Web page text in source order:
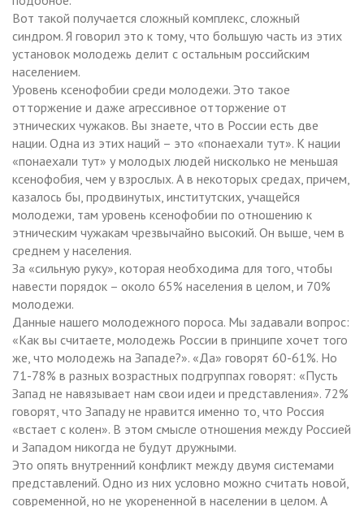
Вот такой получается сложный комплекс, сложный
синдром. Я говорил это к тому, что большую часть из этих
установок молодежь делит с остальным российским
населением.
Уровень ксенофобии среди молодежи. Это такое
отторжение и даже агрессивное отторжение от
этнических чужаков. Вы знаете, что в России есть две
нации. Одна из этих наций – это «понаехали тут». К нации
«понаехали тут» у молодых людей нисколько не меньшая
ксенофобия, чем у взрослых. А в некоторых средах, причем,
казалось бы, продвинутых, институтских, учащейся
молодежи, там уровень ксенофобии по отношению к
этническим чужакам чрезвычайно высокий. Он выше, чем в
среднем у населения.
За «сильную руку», которая необходима для того, чтобы
навести порядок – около 65% населения в целом, и 70%
молодежи.
Данные нашего молодежного пороса. Мы задавали вопрос:
«Как вы считаете, молодежь России в принципе хочет того
же, что молодежь на Западе?». «Да» говорят 60-61%. Но
71-78% в разных возрастных подгруппах говорят: «Пусть
Запад не навязывает нам свои идеи и представления». 72%
говорят, что Западу не нравится именно то, что Россия
«встает с колен». В этом смысле отношения между Россией
и Западом никогда не будут дружными.
Это опять внутренний конфликт между двумя системами
представлений. Одно из них условно можно считать новой,
современной, но не укорененной в населении в целом. А